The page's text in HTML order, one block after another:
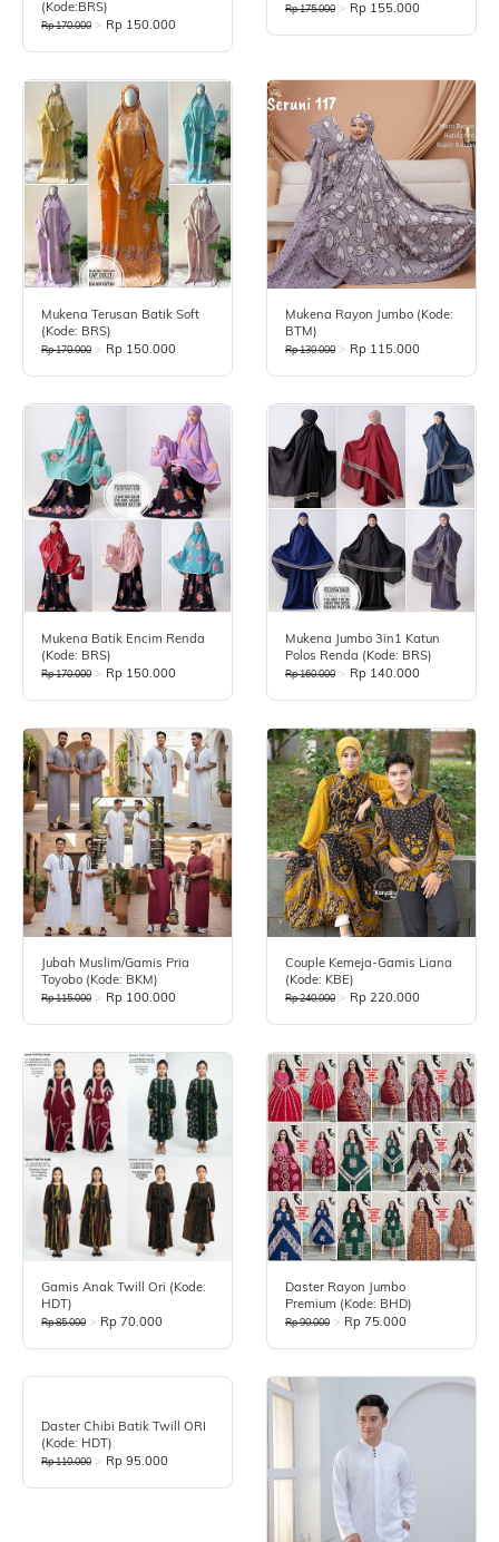
(Kode:BRS)
Rp 170.000 > Rp 150.000
Rp 175.000 > Rp 155.000
Mukena Terusan Batik Soft
(Kode: BRS)
Rp 170.000 > Rp 150.000
Mukena Rayon Jumbo (Kode:
BTM)
Rp 130.000 > Rp 115.000
Mukena Batik Encim Renda
(Kode: BRS)
Rp 170.000 > Rp 150.000
Mukena Jumbo 3in1 Katun
Polos Renda (Kode: BRS)
Rp 160.000 > Rp 140.000
Jubah Muslim/Gamis Pria
Toyobo (Kode: BKM)
Rp 115.000 > Rp 100.000
Couple Kemeja-Gamis Liana
(Kode: KBE)
Rp 240.000 > Rp 220.000
Gamis Anak Twill Ori (Kode:
HDT)
Rp 85.000 > Rp 70.000
Daster Rayon Jumbo
Premium (Kode: BHD)
Rp 90.000 > Rp 75.000
Daster Chibi Batik Twill ORI
(Kode: HDT)
Rp 110.000 > Rp 95.000